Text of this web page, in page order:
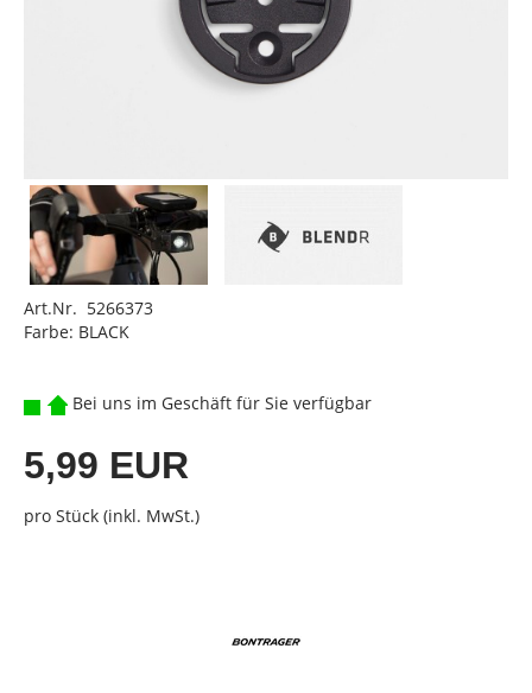
Art.Nr. 5266373
Farbe: BLACK
Bei uns im Geschäft für Sie verfügbar
5,99 EUR
pro Stück (inkl. MwSt.)